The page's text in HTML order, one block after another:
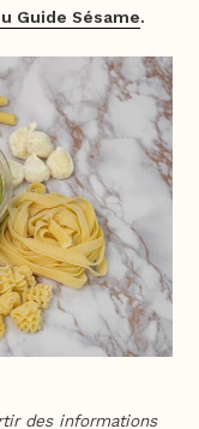
Guide Sésame.
des informations